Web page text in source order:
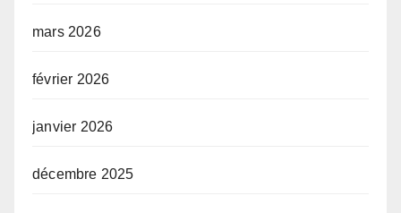
mars 2026
février 2026
janvier 2026
décembre 2025